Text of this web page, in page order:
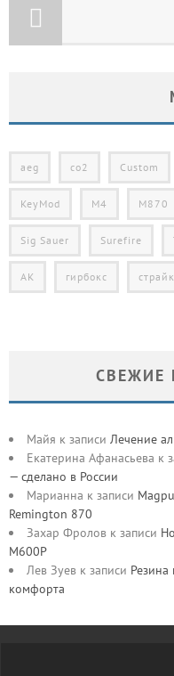
aeg co2 Custom
KeyMod M4 M870
Sig Sauer Surefire
АК гирбокс
СВЕЖИЕ
Майя к записи Лечение
Екатерина Афанасьева к
— сделано в России
Марианна к записи
Remington 870
Захар Фролов к записи
M600P
Лев Зуев к записи Резина
комфорта